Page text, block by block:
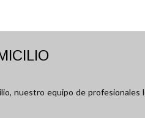
nuestro equipo de profesionales